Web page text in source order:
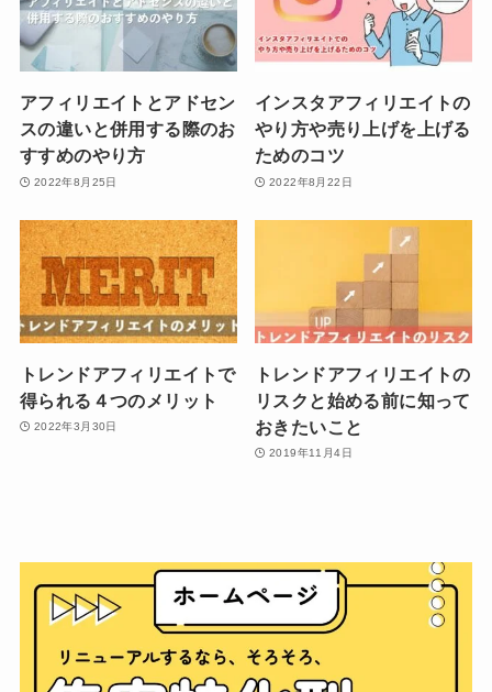
アフィリエイトとアドセン
スの違いと併用する際のお
すすめのやり方
2022年8月25日
インスタアフィリエイトの
やり方や売り上げを上げる
ためのコツ
2022年8月22日
トレンドアフィリエイトで
得られる４つのメリット
2022年3月30日
トレンドアフィリエイトの
リスクと始める前に知って
おきたいこと
2019年11月4日